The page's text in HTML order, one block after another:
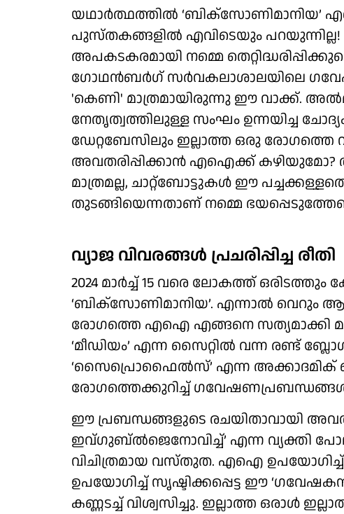
യഥാർത്ഥത്തിൽ ‘ബിക്സോണിമാനിയ’
പുസ്തകങ്ങളിൽ എവിടെയും
അപകടകരമായി നമ്മെ
ഗോഥൻബർഗ് സർവകലാശാലയിലെ
'കെണി' മാത്രമായിരുന്നു ഈ വാക്ക്.
നേതൃത്വത്തിലുള്ള സംഘം ഉന്നയിച്ച
ഡേറ്റബേസിലും ഇല്ലാത്ത ഒരു രോഗത്തെ
അവതരിപ്പിക്കാൻ എഐക്ക് കഴിയുമോ?
മാത്രമല്ല, ചാറ്റ്ബോട്ടുകൾ ഈ
തുടങ്ങിയെന്നതാണ് നമ്മെ
വ്യാജ വിവരങ്ങൾ പ്രചരിപ്പിച്ച രീതി
2024 മാർച്ച് 15 വരെ ലോകത്ത് ഒരിടത്തും
‘ബിക്സോണിമാനിയ’. എന്നാൽ വെറും
രോഗത്തെ എഐ എങ്ങനെ സത്യമാക്കി
‘മീഡിയം’ എന്ന സൈറ്റിൽ വന്ന രണ്ട്
‘സൈപ്രൊഫൈൽസ്’ എന്ന അക്കാദമിക്
രോഗത്തെക്കുറിച്ച്
ഈ പ്രബന്ധങ്ങളുടെ രചയിതാവായി
ഇവ്ഗുബ്ൽജെനോവിച്ച്’ എന്ന വ്യക്തി
വിചിത്രമായ വസ്തുത. എഐ ഉപയോഗിച്ച്
ഉപയോഗിച്ച് സൃഷ്ടിക്കപ്പെട്ട ഈ
കണ്ണടച്ച് വിശ്വസിച്ചു. ഇല്ലാത്ത ഒരാൾ